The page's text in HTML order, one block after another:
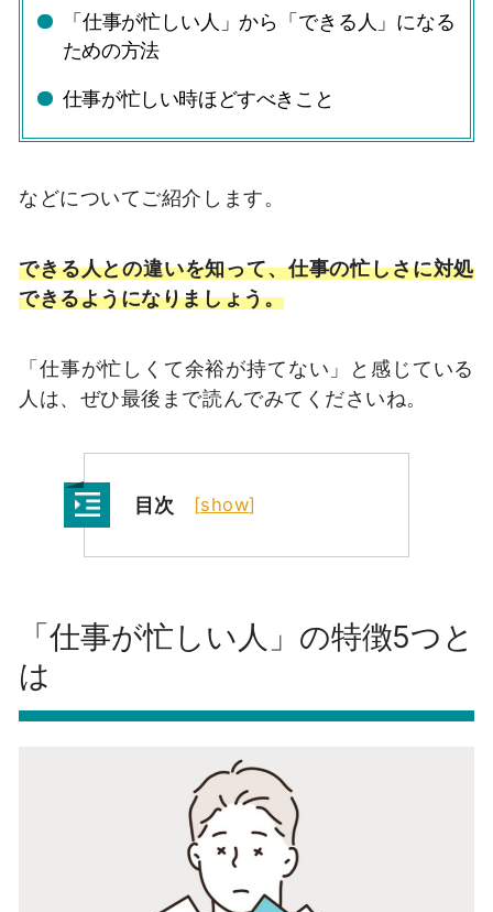
「仕事が忙しい人」から「できる人」になる
ための方法
仕事が忙しい時ほどすべきこと
などについてご紹介します。
できる人との違いを知って、仕事の忙しさに対処
できるようになりましょう。
「仕事が忙しくて余裕が持てない」と感じている
人は、ぜひ最後まで読んでみてくださいね。
目次 [show]
「仕事が忙しい人」の特徴5つと
は